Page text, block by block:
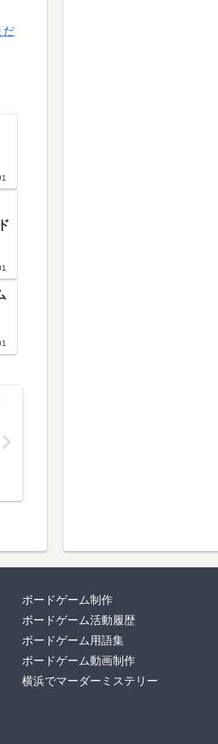
だ
ボードゲーム制作
ボードゲーム活動履歴
ボードゲーム用語集
ボードゲーム動画制作
横浜でマーダーミステリー